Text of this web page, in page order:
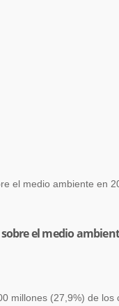
el medio ambiente en
el medio
millones (27,9%) de